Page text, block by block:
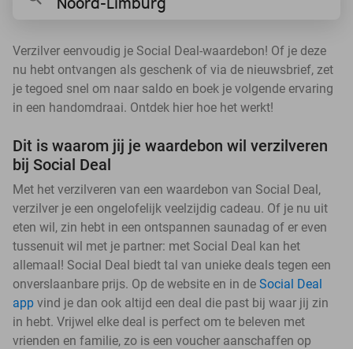
Verzilver eenvoudig je Social Deal-waardebon! Of je deze
nu hebt ontvangen als geschenk of via de nieuwsbrief, zet
je tegoed snel om naar saldo en boek je volgende ervaring
in een handomdraai. Ontdek hier hoe het werkt!
Dit is waarom jij je waardebon wil verzilveren
bij Social Deal
Met het verzilveren van een waardebon van Social Deal,
verzilver je een ongelofelijk veelzijdig cadeau. Of je nu uit
eten wil, zin hebt in een ontspannen saunadag of er even
tussenuit wil met je partner: met Social Deal kan het
allemaal! Social Deal biedt tal van unieke deals tegen een
onverslaanbare prijs. Op de website en in de Social Deal
app vind je dan ook altijd een deal die past bij waar jij zin
in hebt. Vrijwel elke deal is perfect om te beleven met
vrienden en familie, zo is een voucher aanschaffen op